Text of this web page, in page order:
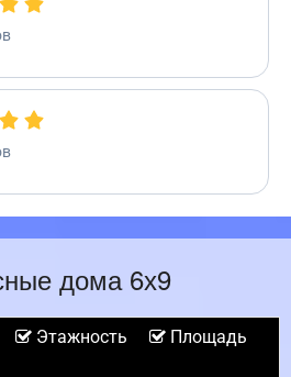
дома 6х9
Этажность
Площадь